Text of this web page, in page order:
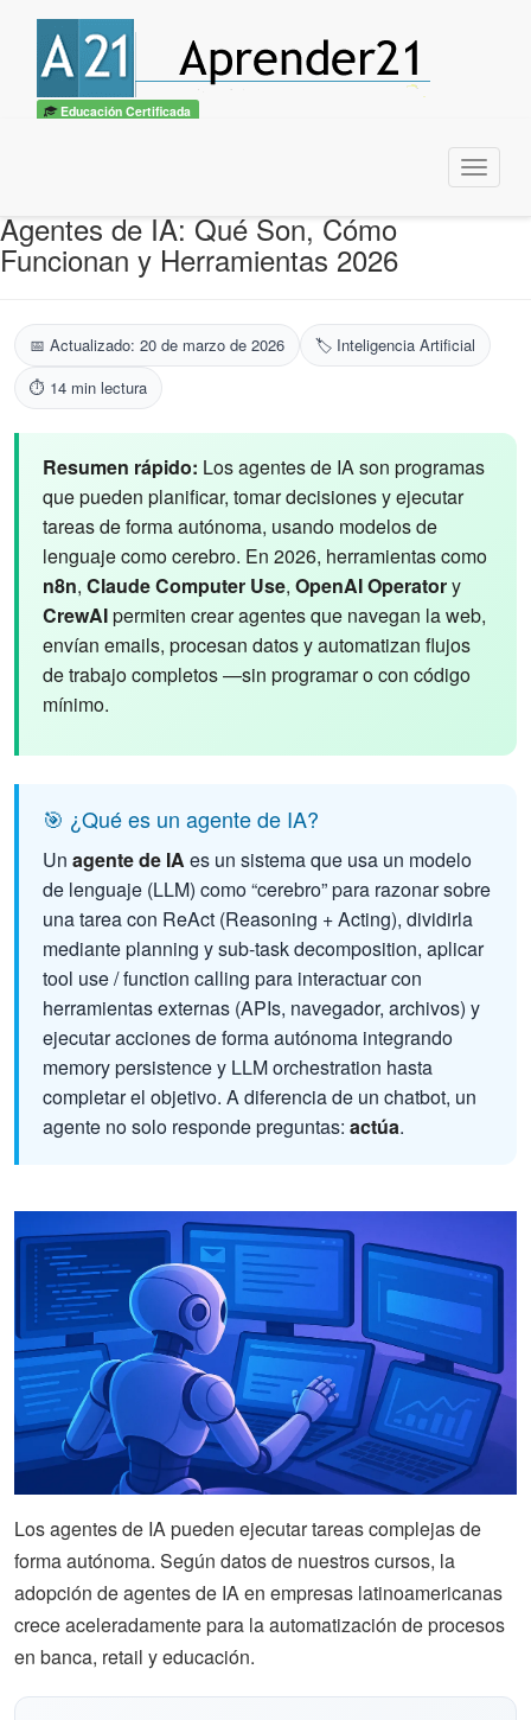
Educación Certificada
Menu
Agentes de IA: Qué Son, Cómo
Funcionan y Herramientas 2026
📅 Actualizado: 20 de marzo de 2026
🏷️ Inteligencia Artificial
⏱️ 14 min lectura
Resumen rápido: Los agentes de IA son programas
que pueden planificar, tomar decisiones y ejecutar
tareas de forma autónoma, usando modelos de
lenguaje como cerebro. En 2026, herramientas como
n8n, Claude Computer Use, OpenAI Operatory
CrewAIpermiten crear agentes que navegan la web,
envían emails, procesan datos y automatizan flujos
de trabajo completos —sin programar o con código
mínimo.
🎯 ¿Qué es un agente de IA?
Un agente de IA es un sistema que usa un modelo
de lenguaje (LLM) como “cerebro” para razonar sobre
una tarea con ReAct (Reasoning + Acting), dividirla
mediante planning y sub-task decomposition, aplicar
tool use / function calling para interactuar con
herramientas externas (APIs, navegador, archivos) y
ejecutar acciones de forma autónoma integrando
memory persistence y LLM orchestration hasta
completar el objetivo. A diferencia de un chatbot, un
agente no solo responde preguntas: actúa.
Los agentes de IA pueden ejecutar tareas complejas de
forma autónoma. Según datos de nuestros cursos, la
adopción de agentes de IA en empresas latinoamericanas
crece aceleradamente para la automatización de procesos
en banca, retail y educación.